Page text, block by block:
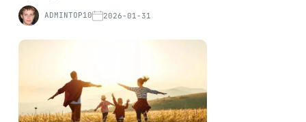
ADMINTOP10 2026-01-31